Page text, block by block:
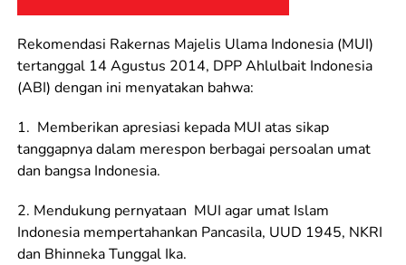
Rekomendasi Rakernas Majelis Ulama Indonesia (MUI)
tertanggal 14 Agustus 2014, DPP Ahlulbait Indonesia
(ABI) dengan ini menyatakan bahwa:
1. Memberikan apresiasi kepada MUI atas sikap
tanggapnya dalam merespon berbagai persoalan umat
dan bangsa Indonesia.
2. Mendukung pernyataan MUI agar umat Islam
Indonesia mempertahankan Pancasila, UUD 1945, NKRI
dan Bhinneka Tunggal Ika.